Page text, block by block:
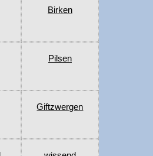
Birken
Pilsen
Giftzwergen